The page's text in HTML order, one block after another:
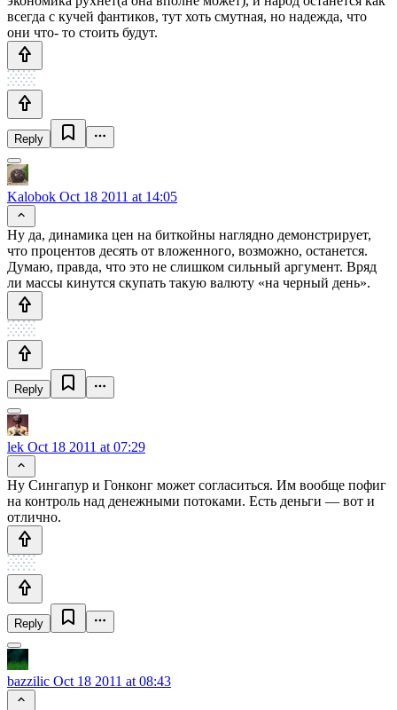
всегда с кучей фантиков, тут хоть смутная, но надежда, что
они что- то стоить будут.
Reply
Kalobok Oct 18 2011 at 14:05
Ну да, динамика цен на биткойны наглядно демонстрирует,
что процентов десять от вложенного, возможно, останется.
Думаю, правда, что это не слишком сильный аргумент. Вряд
ли массы кинутся скупать такую валюту «на черный день».
Reply
lek Oct 18 2011 at 07:29
Ну Сингапур и Гонконг может согласиться. Им вообще пофиг
на контроль над денежными потоками. Есть деньги — вот и
отлично.
Reply
bazzilic Oct 18 2011 at 08:43